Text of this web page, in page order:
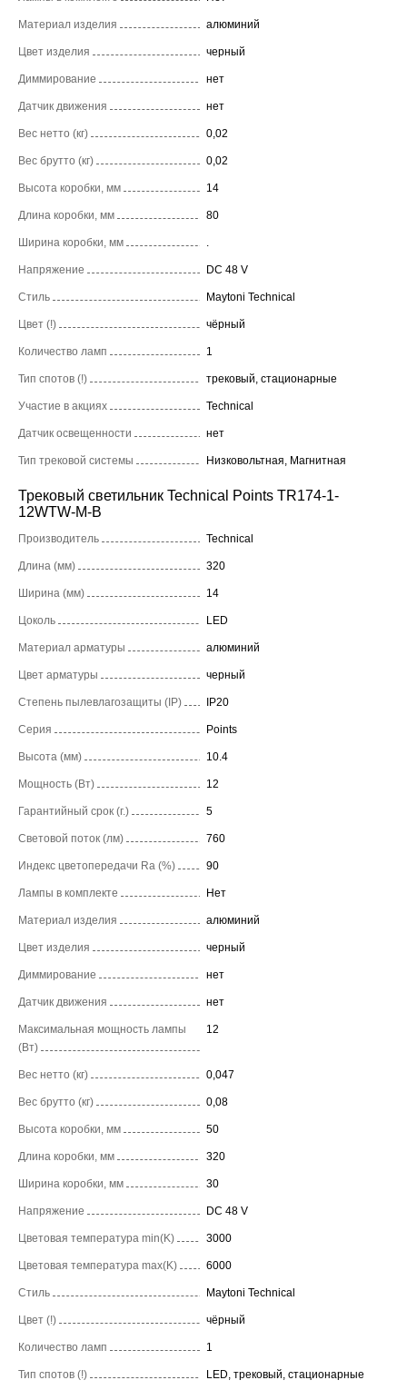
Материал изделия алюминий
Цвет изделия черный
Диммирование нет
Датчик движения нет
Вес нетто (кг) 0,02
Вес брутто (кг) 0,02
Высота коробки, мм 14
Длина коробки, мм 80
Ширина коробки, мм
Напряжение DC 48 V
Стиль Maytoni Technical
Цвет (!) чёрный
Количество ламп 1
Тип спотов (!) трековый, стационарные
Участие в акциях Technical
Датчик освещенности нет
Тип трековой системы Низковольтная, Магнитная
Трековый светильник Technical Points TR174-1-
12WTW-M-B
Производитель Technical
Длина (мм) 320
Ширина (мм) 14
Цоколь LED
Материал арматуры алюминий
Цвет арматуры черный
Степень пылевлагозащиты (IP) IP20
Серия Points
Высота (мм) 10.4
Мощность (Вт) 12
Гарантийный срок (г.) 5
Световой поток (лм) 760
Индекс цветопередачи Ra (%) 90
Лампы в комплекте Нет
Материал изделия алюминий
Цвет изделия черный
Диммирование нет
Датчик движения нет
Максимальная мощность лампы
(Вт)
12
Вес нетто (кг) 0,047
Вес брутто (кг) 0,08
Высота коробки, мм 50
Длина коробки, мм 320
Ширина коробки, мм 30
Напряжение DC 48 V
Цветовая температура min(K) 3000
Цветовая температура max(K) 6000
Стиль Maytoni Technical
Цвет (!) чёрный
Количество ламп 1
Тип спотов (!) LED, трековый, стационарные